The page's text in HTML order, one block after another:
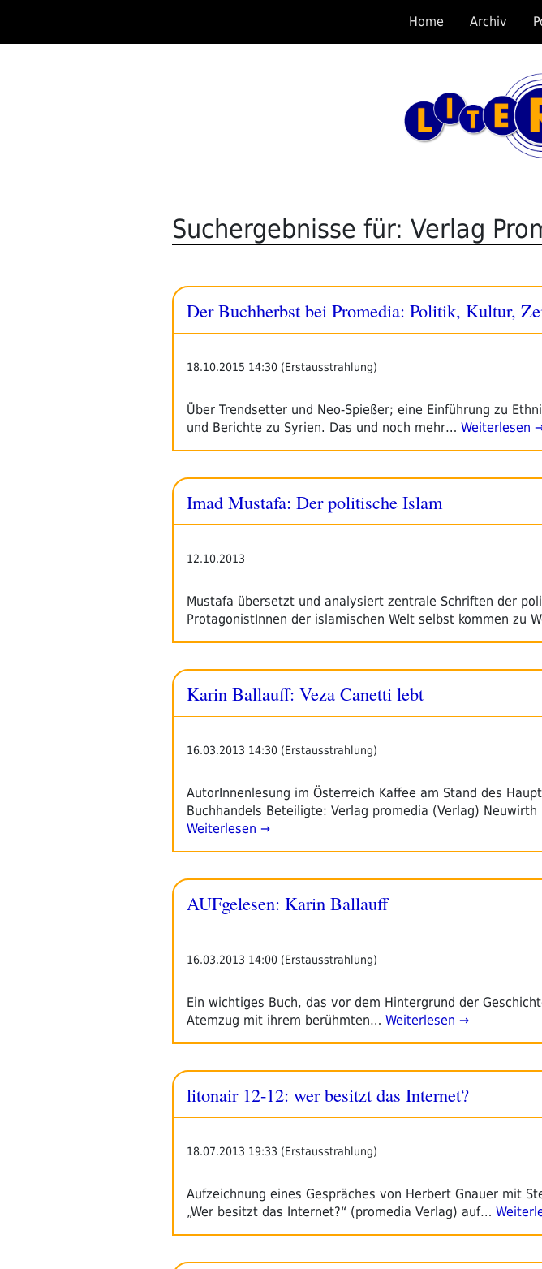
springen
Home Archiv
Suchergebnisse für: Verlag
Der Buchherbst bei Promedia: Politik, Kultur,
18.10.2015 14:30 (Erstausstrahlung)
Über Trendsetter und Neo-Spießer; eine Einführung zu
und Berichte zu Syrien. Das und noch mehr… Weiterlesen
Imad Mustafa: Der politische Islam
12.10.2013
Mustafa übersetzt und analysiert zentrale Schriften der
ProtagonistInnen der islamischen Welt selbst kommen zu
Karin Ballauff: Veza Canetti lebt
16.03.2013 14:30 (Erstausstrahlung)
AutorInnenlesung im Österreich Kaffee am Stand des
Buchhandels Beteiligte: Verlag promedia (Verlag)
Weiterlesen →
AUFgelesen: Karin Ballauff
16.03.2013 14:00 (Erstausstrahlung)
Ein wichtiges Buch, das vor dem Hintergrund der
Atemzug mit ihrem berühmten… Weiterlesen →
litonair 12-12: wer besitzt das Internet?
18.07.2013 19:33 (Erstausstrahlung)
Aufzeichnung eines Gespräches von Herbert Gnauer mit
„Wer besitzt das Internet?“ (promedia Verlag) auf…